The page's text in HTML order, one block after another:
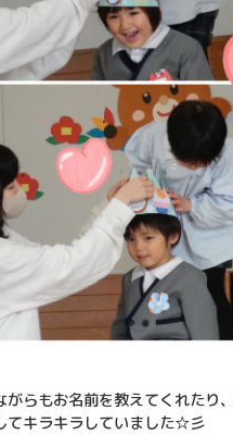
がらもお名前を教えてくれたり
てキラキラしていました☆彡